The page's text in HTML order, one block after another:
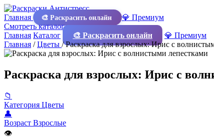
Главная 🎨 Раскрасить онлайн
💎 Премиум
Смотреть каталог
Главная Каталог 🎨 Раскрасить онлайн
💎 Премиум
Главная /Цветы /Раскраска для взрослых: Ирис с
Раскраска для взрослых: Ирис с
📁
Категория Цветы
👤
Возраст Взрослые
👁